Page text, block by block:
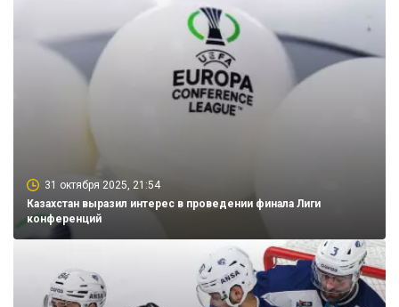
31 октября 2025, 21:54
Казахстан выразил интерес в проведении финала Лиги
конференций